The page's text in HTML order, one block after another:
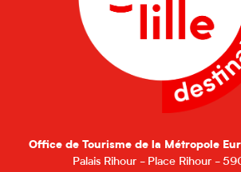
Office de Tourisme de la Métropole
Palais Rihour - Place Rihour -